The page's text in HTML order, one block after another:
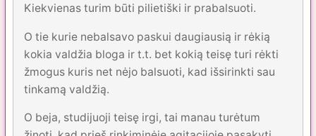
Kiekvienas turim būti pilietiški ir prabalsuoti.
O tie kurie nebalsavo paskui daugiausią ir rėkią
kokia valdžia bloga ir t.t. bet kokią teisę turi rėkti
žmogus kuris net nėjo balsuoti, kad išsirinkti sau
tinkamą valdžią.
O beja, studijuoji teisę irgi, tai manau turėtum